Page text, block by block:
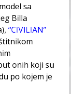
model sa
Billa
“CIVILIAN”
onih koji su
po kojem je